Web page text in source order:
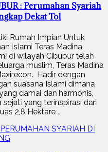
: Perumahan Syariah
Dekat Tol
Rumah Impian Untuk
Islami Teras Madina
di wilayah Cibubur telah
muslim, Teras Madina
Hadir dengan
suasana Islami dimana
damai dan harmonis,
yang terinspirasi dari
2,8 Hektare …